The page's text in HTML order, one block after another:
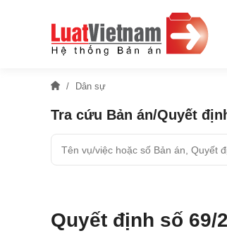
Dân sự
Tra cứu Bản án/Quyết
Quyết định số 69/